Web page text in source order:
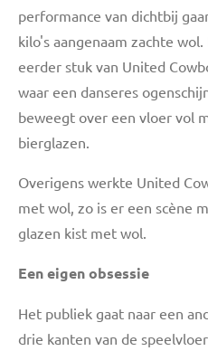
performance van dichtbij
kilo's aangenaam zachte
eerder stuk van United
waar een danseres
beweegt over een vloer vol
bierglazen.
Overigens werkte United
met wol, zo is er een scène
glazen kist met wol.
Een eigen obsessie
Het publiek gaat naar een
drie kanten van de